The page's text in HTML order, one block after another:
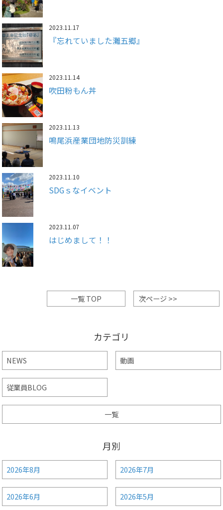
2023.11.17
『忘れていました灘五郷』
2023.11.14
吹田粉もん丼
2023.11.13
鳴尾浜産業団地防災訓練
2023.11.10
SDGｓなイベント
2023.11.07
はじめまして！！
一覧 TOP 次ページ >>
カテゴリ
NEWS 動画
従業員BLOG
一覧
月別
2026年8月 2026年7月
2026年6月 2026年5月